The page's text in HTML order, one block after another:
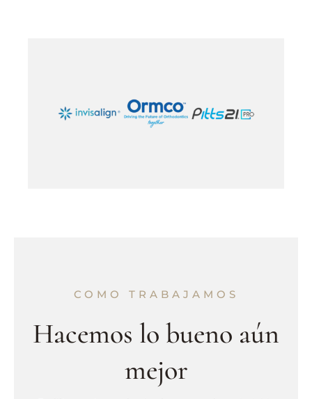
COMO TRABAJAMOS
Hacemos lo bueno aún
mejor